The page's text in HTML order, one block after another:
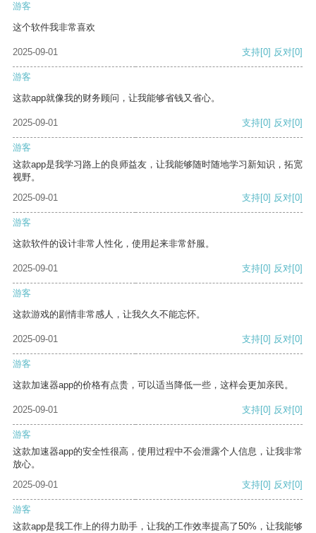
游客
这个软件我非常喜欢
2025-09-01 支持[0] 反对[0]
游客
这款app就像我的财务顾问，让我能够省钱又省心。
2025-09-01 支持[0] 反对[0]
游客
这款app是我学习路上的良师益友，让我能够随时随地学习新知识，拓宽
视野。
2025-09-01
支持[0] 反对[0]
游客
这款软件的设计非常人性化，使用起来非常舒服。
2025-09-01 支持[0] 反对[0]
游客
这款游戏的剧情非常感人，让我久久不能忘怀。
2025-09-01 支持[0] 反对[0]
游客
这款加速器app的价格有点贵，可以适当降低一些，这样会更加亲民。
2025-09-01 支持[0] 反对[0]
游客
这款加速器app的安全性很高，使用过程中不会泄露个人信息，让我非常
放心。
2025-09-01
支持[0] 反对[0]
游客
这款app是我工作上的得力助手，让我的工作效率提高了50%，让我能够